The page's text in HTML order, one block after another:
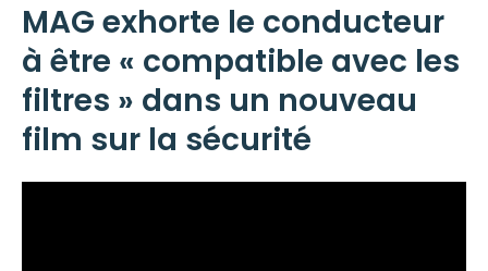
MAG exhorte le conducteur
à être « compatible avec les
filtres » dans un nouveau
film sur la sécurité